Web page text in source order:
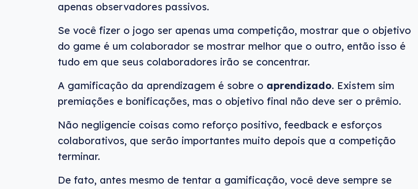
apenas observadores passivos.
Se você fizer o jogo ser apenas uma competição, mostrar que o objetivo
do game é um colaborador se mostrar melhor que o outro, então isso é
tudo em que seus colaboradores irão se concentrar.
A gamificação da aprendizagem é sobre o aprendizado. Existem sim
premiações e bonificações, mas o objetivo final não deve ser o prêmio.
Não negligencie coisas como reforço positivo, feedback e esforços
colaborativos, que serão importantes muito depois que a competição
terminar.
De fato, antes mesmo de tentar a gamificação, você deve sempre se